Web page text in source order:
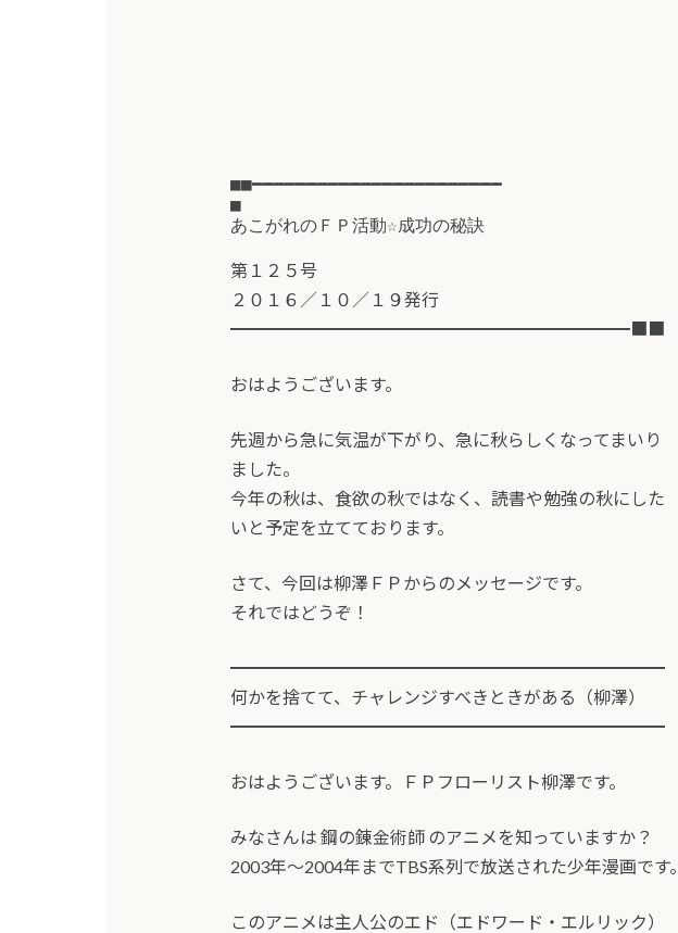
■■━━━━━━━━━━━━━━━━━━━━━━━
■
あこがれのＦＰ活動☆成功の秘訣
第１２５号
２０１６／１０／１９発行
━━━━━━━━━━━━━━━━━━━━━━━■■
おはようございます。
先週から急に気温が下がり、急に秋らしくなってまいり
ました。
今年の秋は、食欲の秋ではなく、読書や勉強の秋にした
いと予定を立てております。
さて、今回は柳澤ＦＰからのメッセージです。
それではどうぞ！
━━━━━━━━━━━━━━━━━━━━━━━━━
何かを捨てて、チャレンジすべきときがある（柳澤）
━━━━━━━━━━━━━━━━━━━━━━━━━
おはようございます。ＦＰフローリスト柳澤です。
みなさんは 鋼の錬金術師 のアニメを知っていますか？
2003年～2004年までTBS系列で放送された少年漫画です。
このアニメは主人公のエド（エドワード・エルリック）